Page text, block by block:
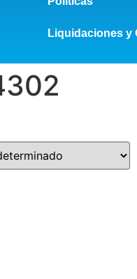
Liquidaciones y